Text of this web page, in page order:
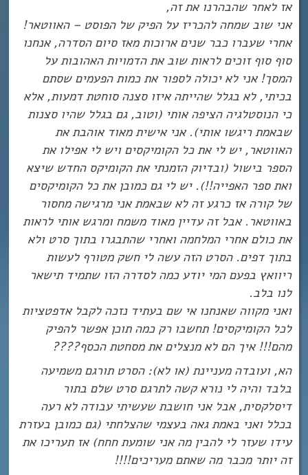
אז לאחר שהבהרנו את זה,
אני שוב שמחה להכריז על הפיק של הפוסט – האווטאר!
אחרי שעברו כבר שנים ארוכות מאז סיום הסדרה, אנחנו
סוף סוף זוכים לראות שוב את הדמויות האהובות על
המסך! אני לא יכולה לספור את כמות הפעמים שסתם
בכיתי, לא בגלל שהייתה איזו סצנה סוחטת דמעות, אלא
כי הנוסטלגיה הציפה אותי (וטוב, גם בגלל שהיו סצנות
שבאמת ריגשו אותי). אני אישית מאוד אוהבת את
האווטאר, יש לי את כל הקומיקסים ויש לי אפילו את
הספר בישול (ובדיוק הזמנתי את הקומיקס החדש שיצא
ואת ספר האפייה!!). יש לי גם כמובן את כל הקומיקסים
של קורה אז כרגע זה לא שבאמת אני מרגישה מחסור
באווטאר. אבל זה עדיין מאוד משמח ומרגש אותי לראות
את כולם אחרי המלחמה ואחרי שהתבגרו בתוך סרט ולא
בתוך דפים. הסרט הזה עשה לי חשק מטורף לעשות
ריוואץ בפעם המי יודע כמה לסדרה הזו שתמיד תישאר
לנו בלב.
ואני מקווה שאנחנו אי שם בעתיד נזכה לקבל אדפטציות
לכל הקומיקסים! תחשבו רק כמה תוכן אפשר להפיק
מהם!!! איך הם לא מנצלים את מסחטת הכסף????
הא, ועובדה מעניינת (או לא): הסרט תורגם משמיעה
בלבד והיה לי נורא קשה לתרגם סרט שלם בתור
דיסלקסית, אבל אני חושבת שעשיתי עבודה לא רעה
בכלל ואני באמת גאה בעצמי שהצלחתי (גם כמובן בעזרת
עידו שעזר לי להבין מה אני שומעת חחח) אז תעריכו את
זה יותר מכבר מה שאתם מעריכים!!!!